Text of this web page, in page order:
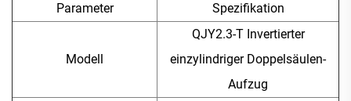
Parameter Spezifikation
Modell
QJY2.3-T Invertierter
einzylindriger Doppelsäulen-
Aufzug